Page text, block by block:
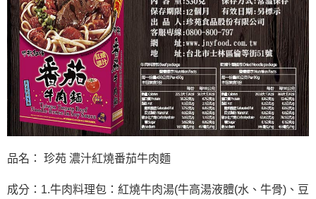
品名： 珍苑 濃汁紅燒番茄牛肉麵
成分：1.牛肉料理包：紅燒牛肉湯(牛高湯液體(水、牛骨)、豆